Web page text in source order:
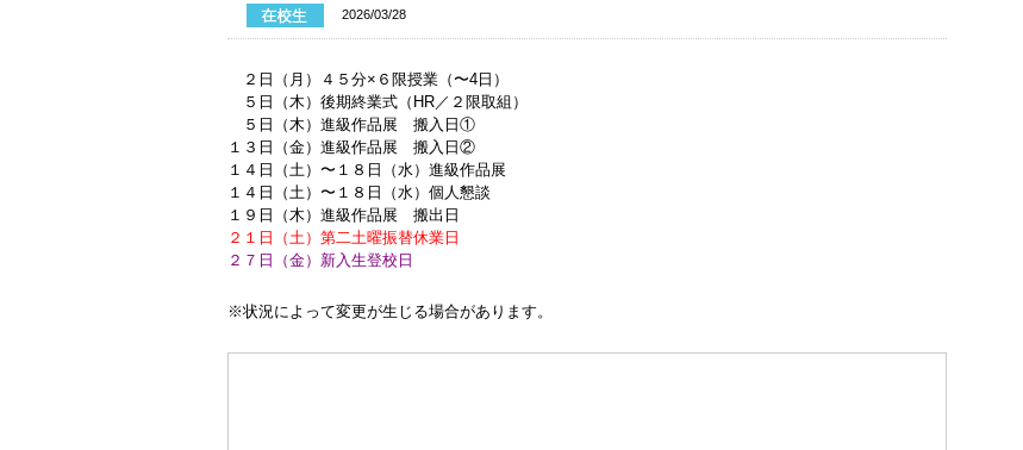
2026/03/28
２日（月）４５分×６限授業（〜4日）
５日（木）後期終業式（HR／２限取組）
５日（木）進級作品展 搬入日①
１３日（金）進級作品展 搬入日②
１４日（土）〜１８日（水）進級作品展
１４日（土）〜１８日（水）個人懇談
１９日（木）進級作品展 搬出日
２１日（土）第二土曜振替休業日
２７日（金）新入生登校日
※状況によって変更が生じる場合があります。